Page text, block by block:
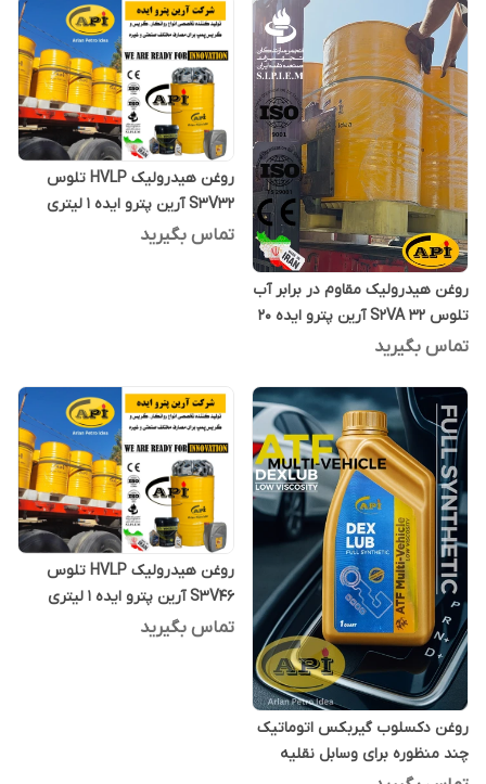
روغن هیدرولیک مقاوم در برابر آب
تلوس S2VA 32 آرین پترو ایده 20
لیتری
تماس بگیرید
روغن هیدرولیک HVLP تلوس
S3V32 آرین پترو ایده 1 لیتری
تماس بگیرید
روغن دکسلوب گیربکس اتوماتیک
چند منظوره برای وسابل نقلیه
روغن هیدرولیک HVLP تلوس
S3V46 آرین پترو ایده 1 لیتری
تماس بگیرید